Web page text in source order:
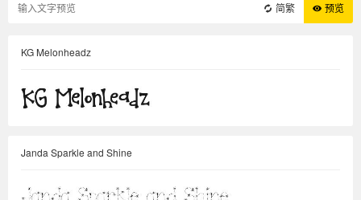
简繁 预览
KG Melonheadz
Janda Sparkle and Shine